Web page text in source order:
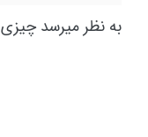
به نظر میرسد